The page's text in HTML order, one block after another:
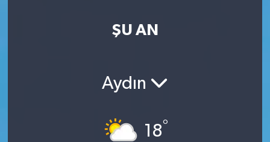
ŞU AN
Aydın
18°
Son Dakika Haberleri